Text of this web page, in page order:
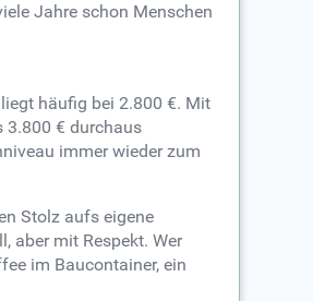
Jahre schon Menschen
häufig bei 2.800 €. Mit
3.800 € durchaus
immer wieder zum
Stolz aufs eigene
aber mit Respekt. Wer
im Baucontainer, ein